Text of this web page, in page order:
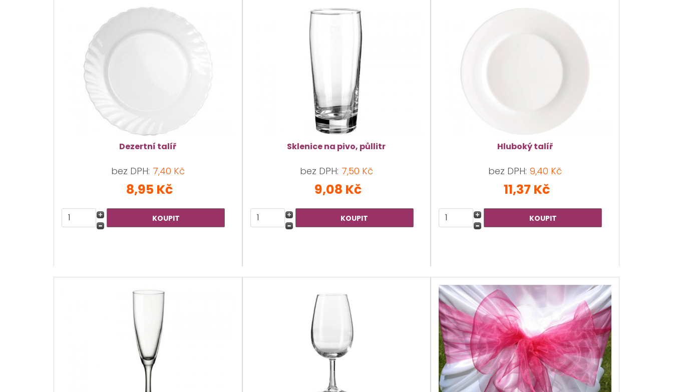
Dezertní talíř
bez DPH: 7,40 Kč
8,95 Kč
Sklenice na pivo, půllitr
bez DPH: 7,50 Kč
9,08 Kč
Hluboký talíř
bez DPH: 9,40 Kč
11,37 Kč